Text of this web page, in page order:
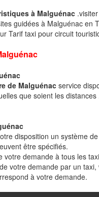
à Malguénac
guidées à Malguénac en
Tarif taxi pour circuit
de Malguénacservice
que soient les
disposition un système
être spécifiés.
votre demande à tous les
votre demande par un taxi,
à votre demande.